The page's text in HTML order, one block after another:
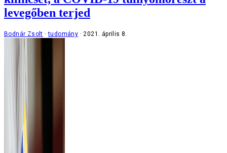
levegőben terjed
Bodnár Zsolt tudomány 2021. április 8.